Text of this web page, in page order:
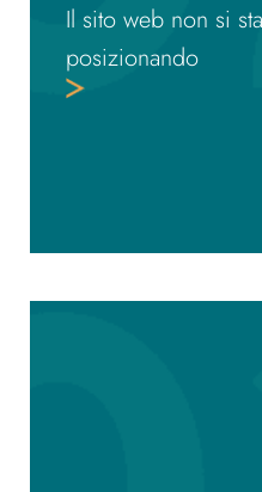
Il sito web non si sta
posizionando